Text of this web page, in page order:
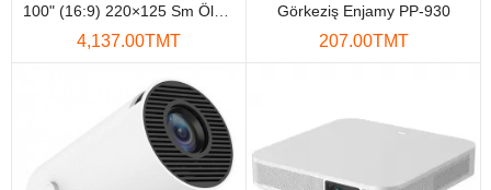
Maglumat toplaýjylar
Gorag we howpsuzlyk
4,137.00TMT
Görkeziş Enjamy PP-930
207.00TMT